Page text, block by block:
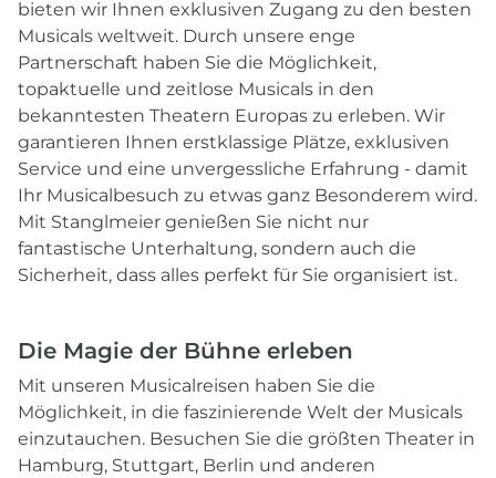
bieten wir Ihnen exklusiven Zugang zu den besten
Musicals weltweit. Durch unsere enge
Partnerschaft haben Sie die Möglichkeit,
topaktuelle und zeitlose Musicals in den
bekanntesten Theatern Europas zu erleben. Wir
garantieren Ihnen erstklassige Plätze, exklusiven
Service und eine unvergessliche Erfahrung - damit
Ihr Musicalbesuch zu etwas ganz Besonderem wird.
Mit Stanglmeier genießen Sie nicht nur
fantastische Unterhaltung, sondern auch die
Sicherheit, dass alles perfekt für Sie organisiert ist.
Die Magie der Bühne erleben
Mit unseren Musicalreisen haben Sie die
Möglichkeit, in die faszinierende Welt der Musicals
einzutauchen. Besuchen Sie die größten Theater in
Hamburg, Stuttgart, Berlin und anderen